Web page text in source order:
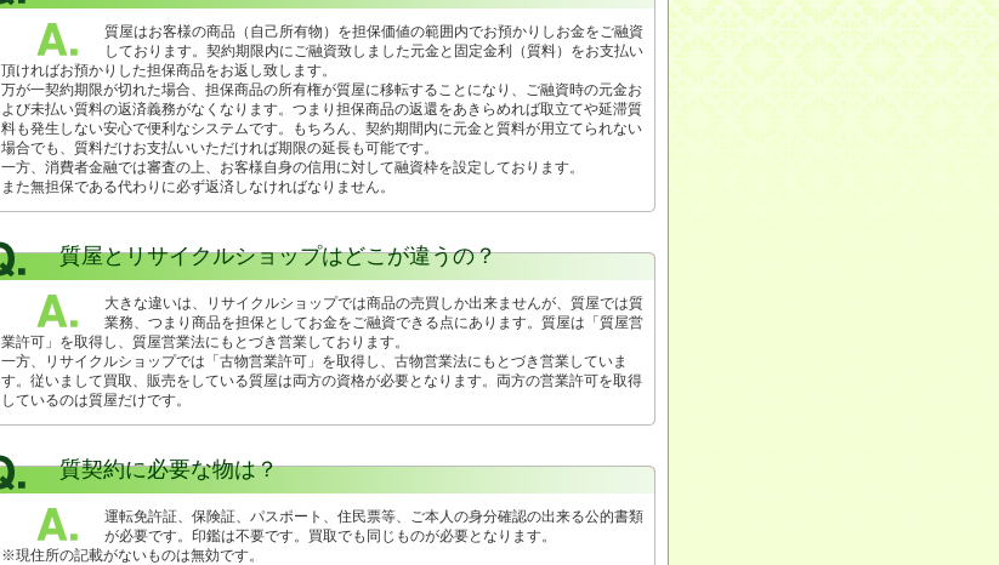
質屋はお客様の商品（自己所有物）を担保価値の範囲内でお預かりしお金をご融資
しております。契約期限内にご融資致しました元金と固定金利（質料）をお支払い
頂ければお預かりした担保商品をお返し致します。
万が一契約期限が切れた場合、担保商品の所有権が質屋に移転することになり、ご融資時の元金お
よび未払い質料の返済義務がなくなります。つまり担保商品の返還をあきらめれば取立てや延滞質
料も発生しない安心で便利なシステムです。もちろん、契約期間内に元金と質料が用立てられない
場合でも、質料だけお支払いいただければ期限の延長も可能です。
一方、消費者金融では審査の上、お客様自身の信用に対して融資枠を設定しております。
また無担保である代わりに必ず返済しなければなりません。
質屋とリサイクルショップはどこが違うの？
大きな違いは、リサイクルショップでは商品の売買しか出来ませんが、質屋では質
業務、つまり商品を担保としてお金をご融資できる点にあります。質屋は「質屋営
業許可」を取得し、質屋営業法にもとづき営業しております。
一方、リサイクルショップでは「古物営業許可」を取得し、古物営業法にもとづき営業していま
す。従いまして買取、販売をしている質屋は両方の資格が必要となります。両方の営業許可を取得
しているのは質屋だけです。
質契約に必要な物は？
運転免許証、保険証、パスポート、住民票等、ご本人の身分確認の出来る公的書類
が必要です。印鑑は不要です。買取でも同じものが必要となります。
※現住所の記載がないものは無効です。